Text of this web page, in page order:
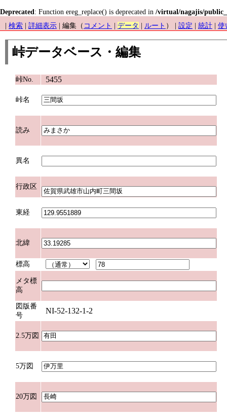
Deprecated: Function ereg_replace() is deprecated in /virtual/nagajis/
検索 詳細表示 | 編集（ コメント データ ルート ） | 設定 統計 使
峠データベース・編集
峠No. 5455
峠名
読み
異名
行政区
東経
北緯
標高
メタ標
高
図版番
号
NI-52-132-1-2
2.5万図
5万図
20万図